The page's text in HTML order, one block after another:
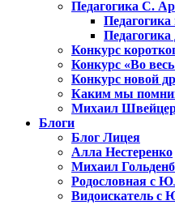
Педагогика С.
Педагогика
Конкурс
Конкурс «Во весь
Конкурс новой
Каким мы
Михаил
Блоги
Блог Лицея
Алла Нестеренко
Михаил
Родословная с
Видоискатель